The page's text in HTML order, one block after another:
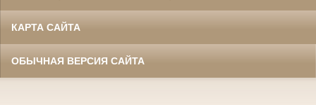
КАРТА САЙТА
ОБЫЧНАЯ ВЕРСИЯ САЙТА